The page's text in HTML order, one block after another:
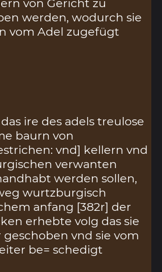
werden, wodurch sie
vom Adel zugefügt
ire des adels treulose
baurn von
vnd] kellern vnd
verwanten
werden sollen,
wurtzburgisch
anfang [382r] der
erhebte volg das sie
vnd sie vom
be= schedigt